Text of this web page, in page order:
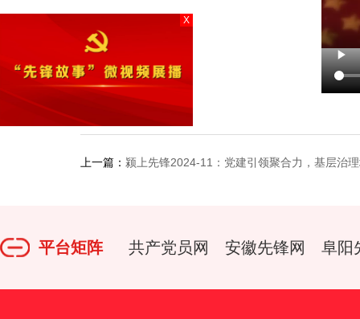
X
上一篇： 颍上先锋2024-11：党建引领聚合力，基层治
平台矩阵 共产党员网 安徽先锋网 阜阳